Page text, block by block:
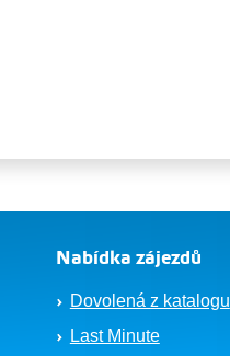
Nabídka zájezdů
Dovolená z katalogu
Last Minute